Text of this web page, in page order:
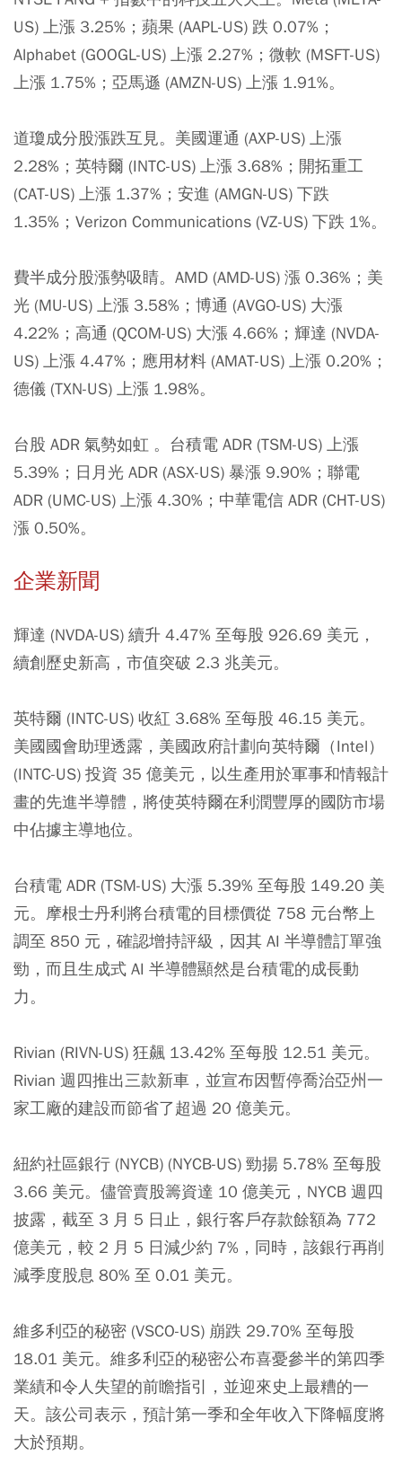
US) 上漲 3.25%；蘋果 (AAPL-US) 跌 0.07%；
Alphabet (GOOGL-US) 上漲 2.27%；微軟 (MSFT-US)
上漲 1.75%；亞馬遜 (AMZN-US) 上漲 1.91%。
道瓊成分股漲跌互見。美國運通 (AXP-US) 上漲
2.28%；英特爾 (INTC-US) 上漲 3.68%；開拓重工
(CAT-US) 上漲 1.37%；安進 (AMGN-US) 下跌
1.35%；Verizon Communications (VZ-US) 下跌 1%。
費半成分股漲勢吸睛。AMD (AMD-US) 漲 0.36%；美
光 (MU-US) 上漲 3.58%；博通 (AVGO-US) 大漲
4.22%；高通 (QCOM-US) 大漲 4.66%；輝達 (NVDA-
US) 上漲 4.47%；應用材料 (AMAT-US) 上漲 0.20%；
德儀 (TXN-US) 上漲 1.98%。
台股 ADR 氣勢如虹 。台積電 ADR (TSM-US) 上漲
5.39%；日月光 ADR (ASX-US) 暴漲 9.90%；聯電
ADR (UMC-US) 上漲 4.30%；中華電信 ADR (CHT-US)
漲 0.50%。
企業新聞
輝達 (NVDA-US) 續升 4.47% 至每股 926.69 美元，
續創歷史新高，市值突破 2.3 兆美元。
英特爾 (INTC-US) 收紅 3.68% 至每股 46.15 美元。
美國國會助理透露，美國政府計劃向英特爾（Intel）
(INTC-US) 投資 35 億美元，以生產用於軍事和情報計
畫的先進半導體，將使英特爾在利潤豐厚的國防市場
中佔據主導地位。
台積電 ADR (TSM-US) 大漲 5.39% 至每股 149.20 美
元。摩根士丹利將台積電的目標價從 758 元台幣上
調至 850 元，確認增持評級，因其 AI 半導體訂單強
勁，而且生成式 AI 半導體顯然是台積電的成長動
力。
Rivian (RIVN-US) 狂飆 13.42% 至每股 12.51 美元。
Rivian 週四推出三款新車，並宣布因暫停喬治亞州一
家工廠的建設而節省了超過 20 億美元。
紐約社區銀行 (NYCB) (NYCB-US) 勁揚 5.78% 至每股
3.66 美元。儘管賣股籌資達 10 億美元，NYCB 週四
披露，截至 3 月 5 日止，銀行客戶存款餘額為 772
億美元，較 2 月 5 日減少約 7%，同時，該銀行再削
減季度股息 80% 至 0.01 美元。
維多利亞的秘密 (VSCO-US) 崩跌 29.70% 至每股
18.01 美元。維多利亞的秘密公布喜憂參半的第四季
業績和令人失望的前瞻指引，並迎來史上最糟的一
天。該公司表示，預計第一季和全年收入下降幅度將
大於預期。